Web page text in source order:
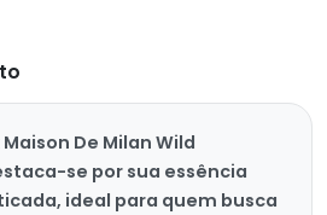
De Milan Wild
se por sua essência
ideal para quem busca